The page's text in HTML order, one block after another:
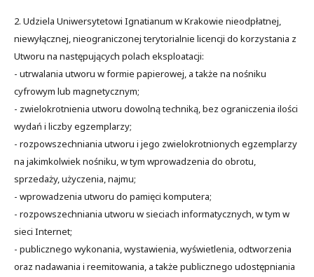
2. Udziela Uniwersytetowi Ignatianum w Krakowie nieodpłatnej,
niewyłącznej, nieograniczonej terytorialnie licencji do korzystania z
Utworu na następujących polach eksploatacji:
- utrwalania utworu w formie papierowej, a także na nośniku
cyfrowym lub magnetycznym;
- zwielokrotnienia utworu dowolną techniką, bez ograniczenia ilości
wydań i liczby egzemplarzy;
- rozpowszechniania utworu i jego zwielokrotnionych egzemplarzy
na jakimkolwiek nośniku, w tym wprowadzenia do obrotu,
sprzedaży, użyczenia, najmu;
- wprowadzenia utworu do pamięci komputera;
- rozpowszechniania utworu w sieciach informatycznych, w tym w
sieci Internet;
- publicznego wykonania, wystawienia, wyświetlenia, odtworzenia
oraz nadawania i reemitowania, a także publicznego udostępniania